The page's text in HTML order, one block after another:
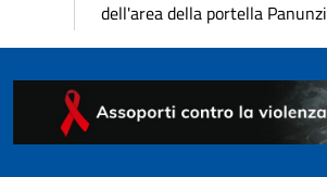
dell'area della portella Panunzi